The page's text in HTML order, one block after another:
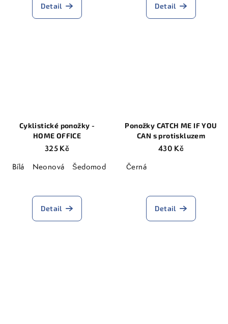
Detail Detail
Cyklistické ponožky -
HOME OFFICE
325 Kč
Bílá Neonová Šedomodrá
Detail
Ponožky CATCH ME IF YOU
CAN s protiskluzem
430 Kč
Černá
Detail